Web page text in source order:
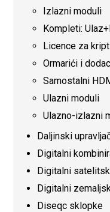
Izlazni moduli
Kompleti:
Licence za
Ormarići i
Samostalni
Ulazni moduli
Ulazno-izlazni
Daljinski
Digitalni
Digitalni
Digitalni
Diseqc sklopke